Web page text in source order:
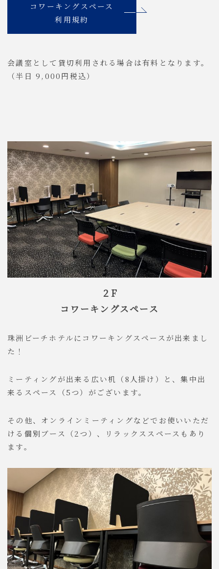
コワーキングスペース
利用規約
会議室として貸切利用される場合は有料となります。
（半日 9,000円税込）
２F
コワーキングスペース
珠洲ビーチホテルにコワーキングスペースが出来まし
た！
ミーティングが出来る広い机（8人掛け）と、集中出
来るスペース（5つ）がございます。
その他、オンラインミーティングなどでお使いいただ
ける個別ブース（2つ）、リラックススペースもあり
ます。